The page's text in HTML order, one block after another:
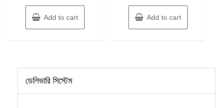
Add to cart Add to cart
ডেলিভারি সিস্টেম